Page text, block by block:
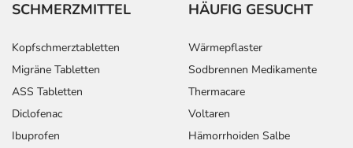
der doppelten Menge) fort.
Generell gilt: Achten Sie vor allem bei Säuglingen,
Kleinkindern und älteren Menschen auf eine
gewissenhafte Dosierung. Im Zweifelsfalle fragen Sie
oder Vorsichtsmaßnahmen.
SCHMERZMITTEL
Kopfschmerztabletten
Migräne Tabletten
ASS Tabletten
Diclofenac
Ibuprofen
HÄUFIG GESUCHT
Wärmepflaster
Sodbrennen Medikamente
Thermacare
Voltaren
Hämorrhoiden Salbe